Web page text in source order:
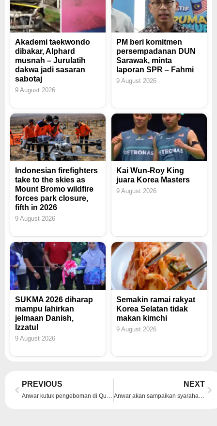
Akademi taekwondo
dibakar, Alphard
musnah – Jurulatih
dakwa jadi sasaran
sabotaj
9 August 2026
PM beri komitmen
persempadanan DUN
Sarawak, minta
laporan SPR – Fahmi
9 August 2026
Indonesian firefighters
take to the skies as
Mount Bromo wildfire
forces park closure,
fifth in 2026
9 August 2026
Kai Wun-Roy King
juara Korea Masters
9 August 2026
SUKMA 2026 diharap
mampu lahirkan
jelmaan Danish,
Izzatul
9 August 2026
Semakin ramai rakyat
Korea Selatan tidak
makan kimchi
9 August 2026
Prev
PREVIOUS
Anwar kutuk pengeboman di Quetta, ucap takziah kepada rakyat Pakistan
NEXT
Anwar akan sampaikan syarahan di Universiti Al-Azhar, fokus pemerkasaan umat Islam